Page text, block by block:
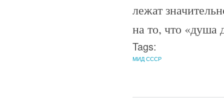
лежат
на то, что «душа
Tags:
МИД СССР